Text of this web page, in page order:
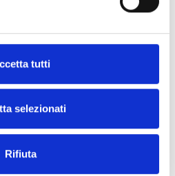
tutti
selezionati
Rifiuta